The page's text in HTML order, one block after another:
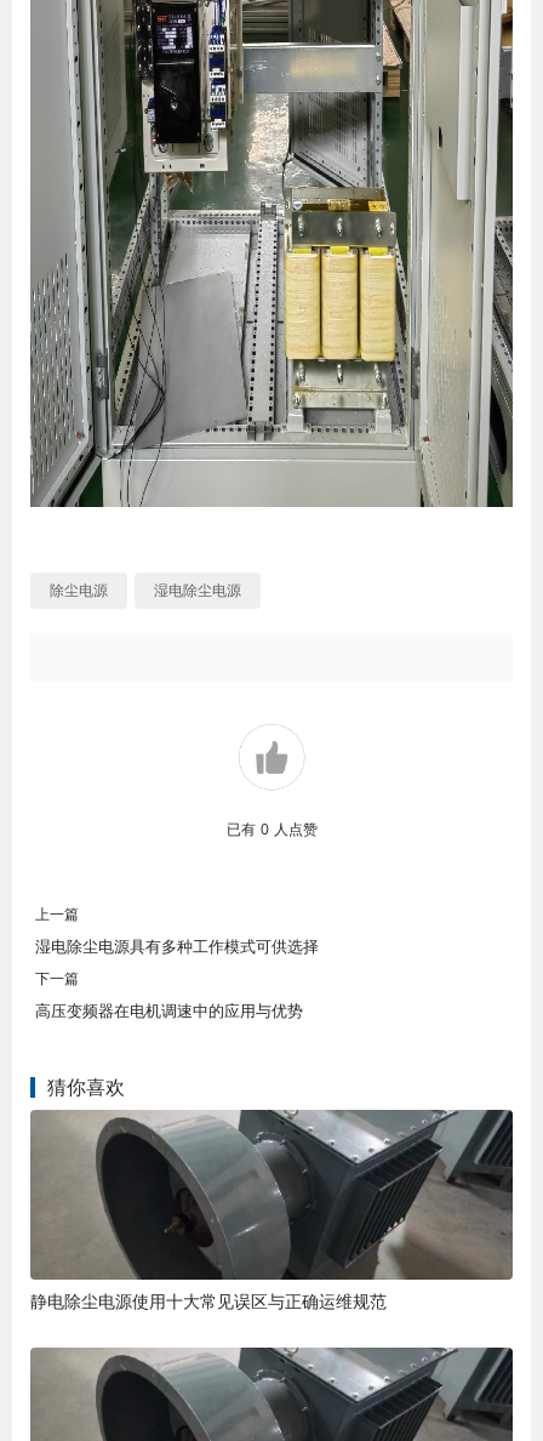
除尘电源 湿电除尘电源
已有 0 人点赞
上一篇
湿电除尘电源具有多种工作模式可供选择
下一篇
高压变频器在电机调速中的应用与优势
猜你喜欢
静电除尘电源使用十大常见误区与正确运维规范